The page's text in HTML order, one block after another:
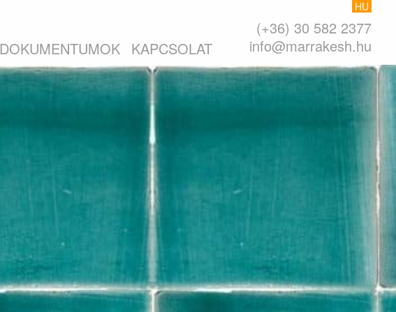
HU
DOKUMENTUMOK KAPCSOLAT
(+36) 30 582 2377
info@marrakesh.hu